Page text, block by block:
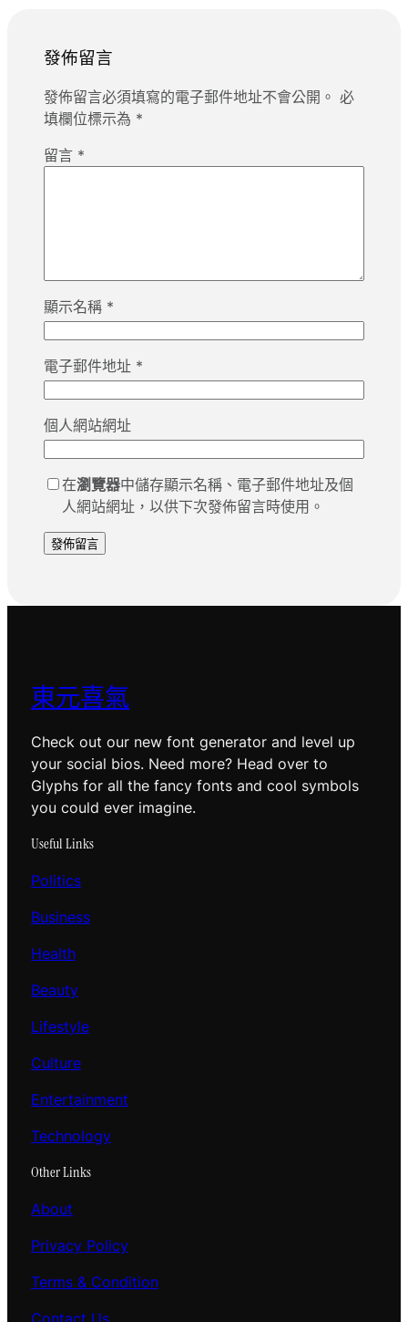
發佈留言
發佈留言必須填寫的電子郵件地址不會公開。 必
填欄位標示為 *
留言 *
顯示名稱 *
電子郵件地址 *
個人網站網址
在瀏覽器中儲存顯示名稱、電子郵件地址及個
人網站網址，以供下次發佈留言時使用。
東元喜氣
Check out our new font generator and level up
your social bios. Need more? Head over to
Glyphs for all the fancy fonts and cool symbols
you could ever imagine.
Useful Links
Politics
Business
Health
Beauty
Lifestyle
Culture
Entertainment
Technology
Other Links
About
Privacy Policy
Terms & Condition